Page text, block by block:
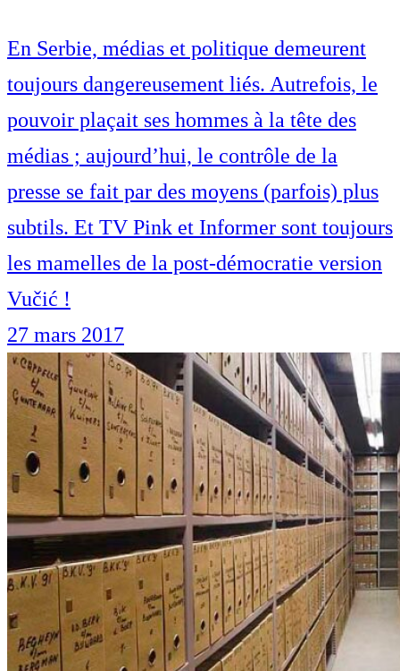
En Serbie, médias et politique demeurent
toujours dangereusement liés. Autrefois, le
pouvoir plaçait ses hommes à la tête des
médias ; aujourd’hui, le contrôle de la
presse se fait par des moyens (parfois) plus
subtils. Et TV Pink et Informer sont toujours
les mamelles de la post-démocratie version
Vučić !
27 mars 2017